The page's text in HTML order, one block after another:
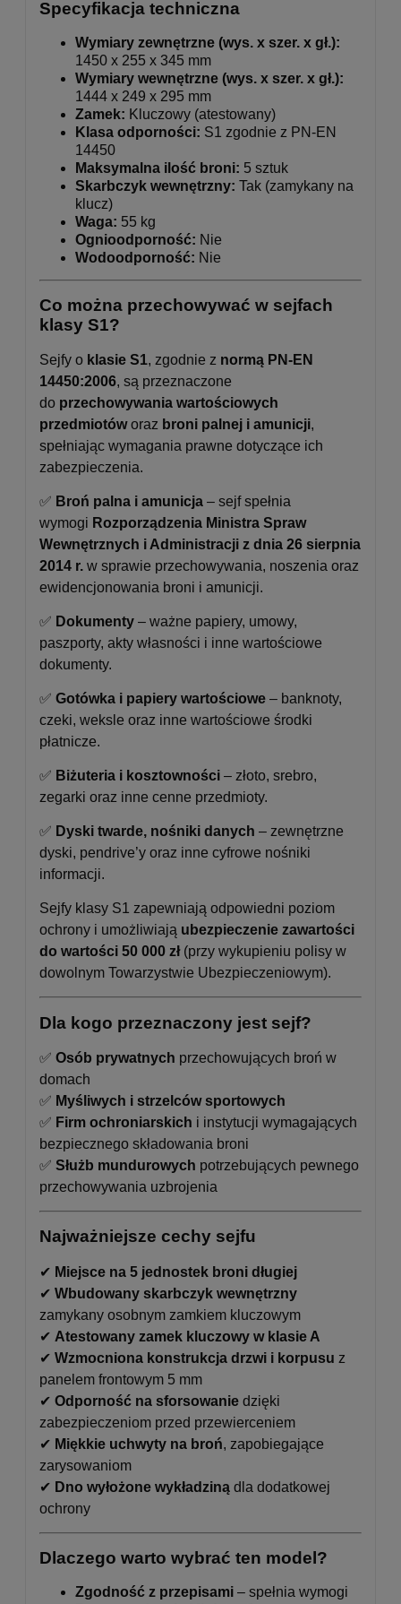
Specyfikacja techniczna
Wymiary zewnętrzne (wys. x szer. x gł.):
1450 x 255 x 345 mm
Wymiary wewnętrzne (wys. x szer. x gł.):
1444 x 249 x 295 mm
Zamek: Kluczowy (atestowany)
Klasa odporności: S1 zgodnie z PN-EN
14450
Maksymalna ilość broni: 5 sztuk
Skarbczyk wewnętrzny: Tak (zamykany na
klucz)
Waga: 55 kg
Ognioodporność: Nie
Wodoodporność: Nie
Co można przechowywać w sejfach
klasy S1?
Sejfy o klasie S1, zgodnie z normą PN-EN
14450:2006, są przeznaczone
do przechowywania wartościowych
przedmiotóworaz broni palnej i amunicji,
spełniając wymagania prawne dotyczące ich
zabezpieczenia.
✅ Broń palna i amunicja – sejf spełnia
wymogi Rozporządzenia Ministra Spraw
Wewnętrznych i Administracji z dnia 26 sierpnia
2014 r. w sprawie przechowywania, noszenia oraz
ewidencjonowania broni i amunicji.
✅ Dokumenty – ważne papiery, umowy,
paszporty, akty własności i inne wartościowe
dokumenty.
✅ Gotówka i papiery wartościowe – banknoty,
czeki, weksle oraz inne wartościowe środki
płatnicze.
✅ Biżuteria i kosztowności – złoto, srebro,
zegarki oraz inne cenne przedmioty.
✅ Dyski twarde, nośniki danych – zewnętrzne
dyski, pendrive’y oraz inne cyfrowe nośniki
informacji.
Sejfy klasy S1 zapewniają odpowiedni poziom
ochrony i umożliwiają ubezpieczenie zawartości
do wartości 50 000 zł(przy wykupieniu polisy w
dowolnym Towarzystwie Ubezpieczeniowym).
Dla kogo przeznaczony jest sejf?
✅ Osób prywatnych przechowujących broń w
domach
✅ Myśliwych i strzelców sportowych
✅ Firm ochroniarskich i instytucji wymagających
bezpiecznego składowania broni
✅ Służb mundurowych potrzebujących pewnego
przechowywania uzbrojenia
Najważniejsze cechy sejfu
✔ Miejsce na 5 jednostek broni długiej
✔ Wbudowany skarbczyk wewnętrzny
zamykany osobnym zamkiem kluczowym
✔ Atestowany zamek kluczowy w klasie A
✔ Wzmocniona konstrukcja drzwi i korpusu z
panelem frontowym 5 mm
✔ Odporność na sforsowanie dzięki
zabezpieczeniom przed przewierceniem
✔ Miękkie uchwyty na broń, zapobiegające
zarysowaniom
✔ Dno wyłożone wykładziną dla dodatkowej
ochrony
Dlaczego warto wybrać ten model?
Zgodność z przepisami – spełnia wymogi